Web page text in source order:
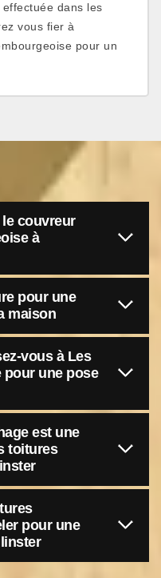
dans les
vous fier à
pour un
couvreur
à
pour une
maison
vous à Les
une pose
est une
toitures
pour une